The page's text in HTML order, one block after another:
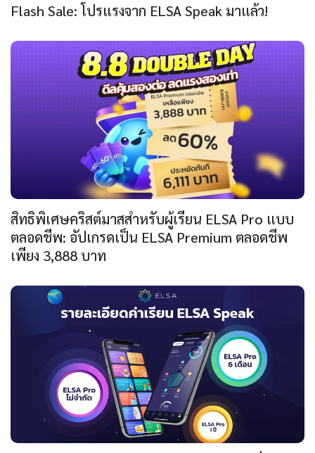
Flash Sale: โปรแรงจาก ELSA Speak มาแล้ว!
สิทธิพิเศษคริสต์มาสสำหรับผู้เรียน ELSA Pro แบบ
ตลอดชีพ: อัปเกรดเป็น ELSA Premium ตลอดชีพ
เพียง 3,888 บาท